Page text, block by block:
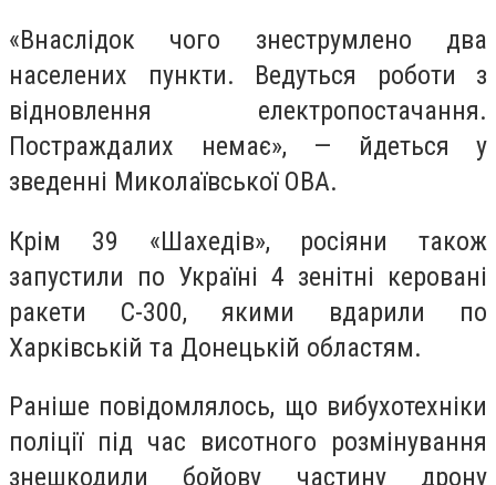
«Внаслідок чого знеструмлено два
населених пункти. Ведуться роботи з
відновлення електропостачання.
Постраждалих немає», — йдеться у
зведенні Миколаївської ОВА.
Крім 39 «Шахедів», росіяни також
запустили по Україні 4 зенітні керовані
ракети С-300, якими вдарили по
Харківській та Донецькій областям.
Раніше повідомлялось, що вибухотехніки
поліції під час висотного розмінування
знешкодили бойову частину дрону